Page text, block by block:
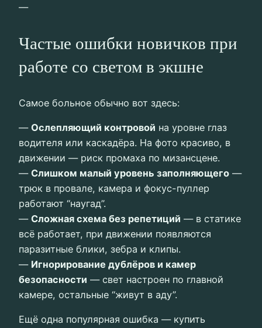
—
Частые ошибки новичков при
работе со светом в экшне
Самое больное обычно вот здесь:
— Ослепляющий контровой на уровне глаз
водителя или каскадёра. На фото красиво, в
движении — риск промаха по мизансцене.
— Слишком малый уровень заполняющего —
трюк в провале, камера и фокус-пуллер
работают “наугад”.
— Сложная схема без репетиций — в статике
всё работает, при движении появляются
паразитные блики, зебра и клипы.
— Игнорирование дублёров и камер
безопасности — свет настроен по главной
камере, остальные “живут в аду”.
Ещё одна популярная ошибка — купить